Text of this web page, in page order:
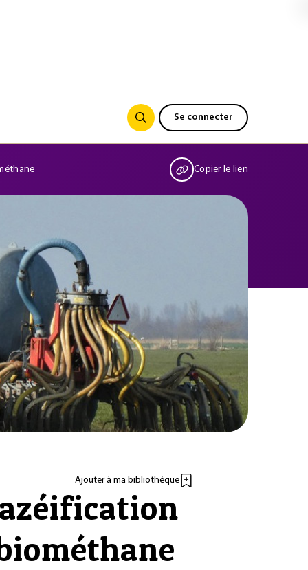
Se connecter
Copier le lien
Ajouter à ma bibliothèque